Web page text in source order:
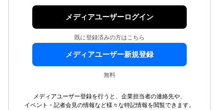
メディアユーザーログイン
既に登録済みの方はこちら
メディアユーザー新規登録
無料
メディアユーザー登録を行うと、企業担当者の連絡先や、
イベント・記者会見の情報など様々な特記情報を閲覧できます。